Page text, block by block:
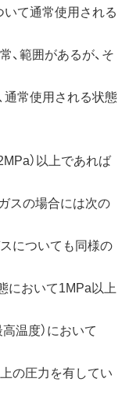
いて通常使用される
範囲があるが、そ
通常使用される状態
）以上であれば
スの場合には次の
についても同様の
において1MPa以上
温度）において
の圧力を有してい